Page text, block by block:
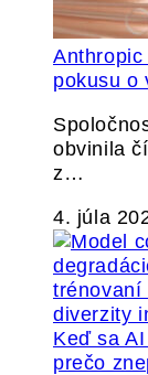
pokusu o
obvinila
z…
4. júla
Keď sa
prečo